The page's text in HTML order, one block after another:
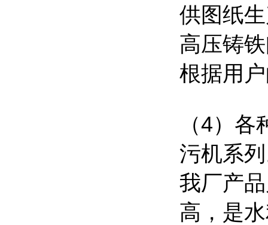
供图纸
高压铸
根据用
（4）
污机系
我厂产
高，是